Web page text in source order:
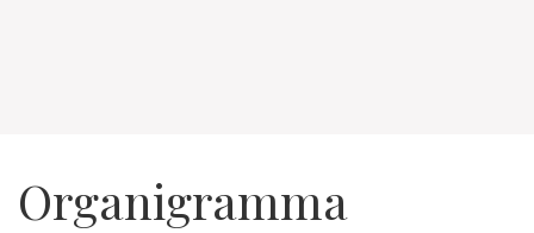
Organigramma